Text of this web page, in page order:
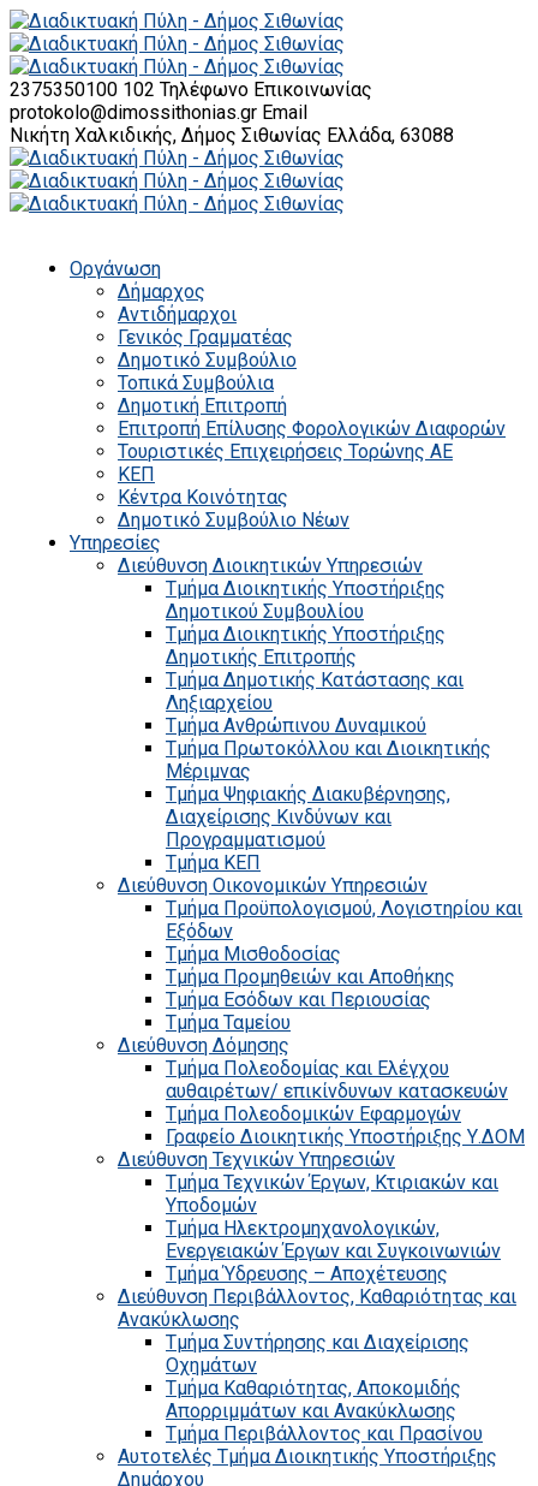
2375350100 102 Τηλέφωνο Επικοινωνίας
protokolo@dimossithonias.gr Email
Νικήτη Χαλκιδικής, Δήμος Σιθωνίας Ελλάδα, 63088
Οργάνωση
Δήμαρχος
Αντιδήμαρχοι
Γενικός Γραμματέας
Δημοτικό Συμβούλιο
Τοπικά Συμβούλια
Δημοτική Επιτροπή
Επιτροπή Επίλυσης Φορολογικών Διαφορών
Τουριστικές Επιχειρήσεις Τορώνης ΑΕ
ΚΕΠ
Κέντρα Κοινότητας
Δημοτικό Συμβούλιο Νέων
Υπηρεσίες
Διεύθυνση Διοικητικών Υπηρεσιών
Τμήμα Διοικητικής Υποστήριξης
Δημοτικού Συμβουλίου
Τμήμα Διοικητικής Υποστήριξης
Δημοτικής Επιτροπής
Τμήμα Δημοτικής Κατάστασης και
Ληξιαρχείου
Τμήμα Ανθρώπινου Δυναμικού
Τμήμα Πρωτοκόλλου και Διοικητικής
Μέριμνας
Τμήμα Ψηφιακής Διακυβέρνησης,
Διαχείρισης Κινδύνων και
Προγραμματισμού
Τμήμα ΚΕΠ
Διεύθυνση Οικονομικών Υπηρεσιών
Τμήμα Προϋπολογισμού, Λογιστηρίου και
Εξόδων
Τμήμα Μισθοδοσίας
Τμήμα Προμηθειών και Αποθήκης
Τμήμα Εσόδων και Περιουσίας
Τμήμα Ταμείου
Διεύθυνση Δόμησης
Τμήμα Πολεοδομίας και Ελέγχου
αυθαιρέτων/ επικίνδυνων κατασκευών
Τμήμα Πολεοδομικών Εφαρμογών
Γραφείο Διοικητικής Υποστήριξης Υ.ΔΟΜ
Διεύθυνση Τεχνικών Υπηρεσιών
Τμήμα Τεχνικών Έργων, Κτιριακών και
Υποδομών
Τμήμα Ηλεκτρομηχανολογικών,
Ενεργειακών Έργων και Συγκοινωνιών
Τμήμα Ύδρευσης – Αποχέτευσης
Διεύθυνση Περιβάλλοντος, Καθαριότητας και
Ανακύκλωσης
Τμήμα Συντήρησης και Διαχείρισης
Οχημάτων
Τμήμα Καθαριότητας, Αποκομιδής
Απορριμμάτων και Ανακύκλωσης
Τμήμα Περιβάλλοντος και Πρασίνου
Αυτοτελές Τμήμα Διοικητικής Υποστήριξης
Δημάρχου